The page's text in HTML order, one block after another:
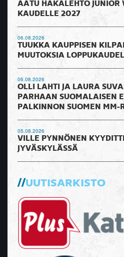
AATU HAKALEHTO JUNIOR
KAUDELLE 2027
06.08.2026
TUUKKA KAUPPISEN
MUUTOKSIA
06.08.2026
OLLI LAHTI JA LAURA
PARHAAN SUOMALAISEN
PALKINNON SUOMEN MM-
05.08.2026
VILLE PYNNÖNEN
JYVÄSKYLÄSSÄ
UUTISARKISTO